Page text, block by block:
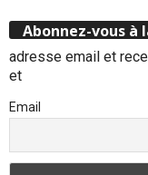
Abonnez-vous
adresse email et
et
Email